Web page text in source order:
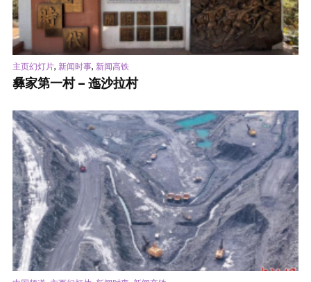
主页幻灯片, 新闻时事, 新闻高铁
彝家第一村 – 迤沙拉村